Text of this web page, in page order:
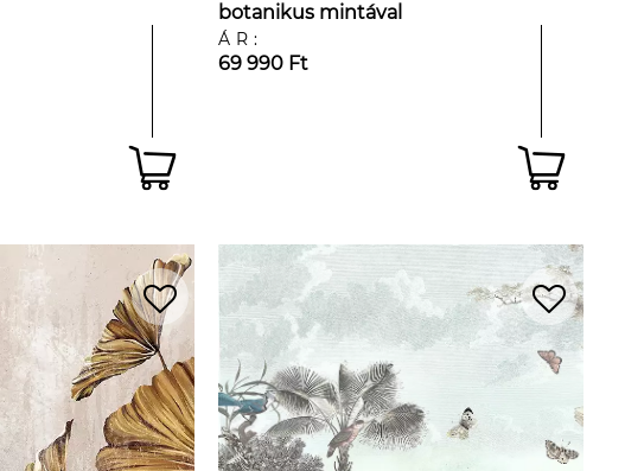
botanikus mintával
ÁR:
69 990 Ft